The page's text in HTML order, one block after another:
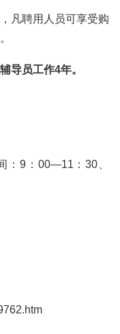
凡聘用人员可享受购
导员工作4年。
：9：00—11：30、